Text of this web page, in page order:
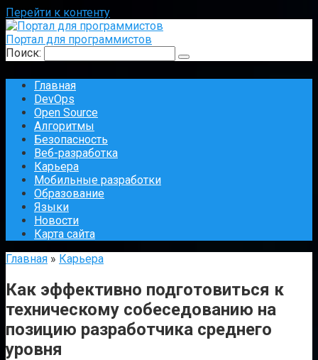
Перейти к контенту
Портал для программистов
Поиск:
Главная
DevOps
Open Source
Алгоритмы
Безопасность
Веб-разработка
Карьера
Мобильные разработки
Образование
Языки
Новости
Карта сайта
Главная » Карьера
Как эффективно подготовиться к
техническому собеседованию на
позицию разработчика среднего
уровня